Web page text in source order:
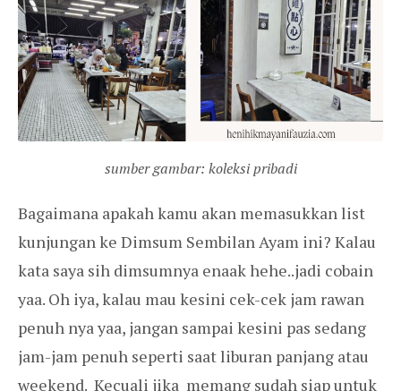
sumber gambar: koleksi pribadi
Bagaimana apakah kamu akan memasukkan list
kunjungan ke Dimsum Sembilan Ayam ini? Kalau
kata saya sih dimsumnya enaak hehe..jadi cobain
yaa. Oh iya, kalau mau kesini cek-cek jam rawan
penuh nya yaa, jangan sampai kesini pas sedang
jam-jam penuh seperti saat liburan panjang atau
weekend. Kecuali jika memang sudah siap untuk